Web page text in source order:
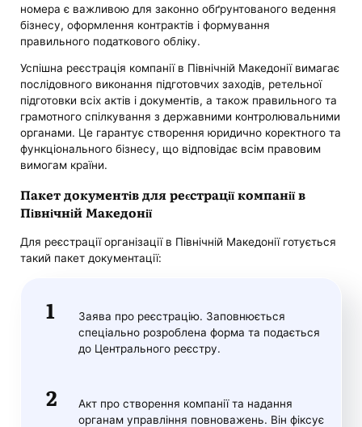
номера є важливою для законно обґрунтованого ведення
бізнесу, оформлення контрактів і формування
правильного податкового обліку.
Успішна реєстрація компанії в Північній Македонії вимагає
послідовного виконання підготовчих заходів, ретельної
підготовки всіх актів і документів, а також правильного та
грамотного спілкування з державними контролювальними
органами. Це гарантує створення юридично коректного та
функціонального бізнесу, що відповідає всім правовим
вимогам країни.
Пакет документів для реєстрації компанії в
Північній Македонії
Для реєстрації організації в Північній Македонії готується
такий пакет документації:
Заява про реєстрацію. Заповнюється
спеціально розроблена форма та подається
до Центрального реєстру.
Акт про створення компанії та надання
органам управління повноважень. Він фіксує